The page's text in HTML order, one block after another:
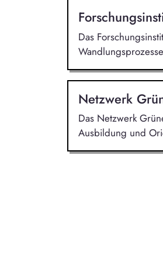
Das
Netzwerk
Das Netzwerk
Ausbildung und